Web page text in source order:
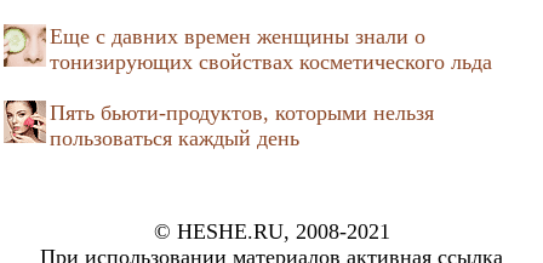
Еще с давних времен женщины знали о
тонизирующих свойствах косметического льда
Пять бьюти-продуктов, которыми нельзя
пользоваться каждый день
© HESHE.RU, 2008-2021
При использовании материалов активная ссылка